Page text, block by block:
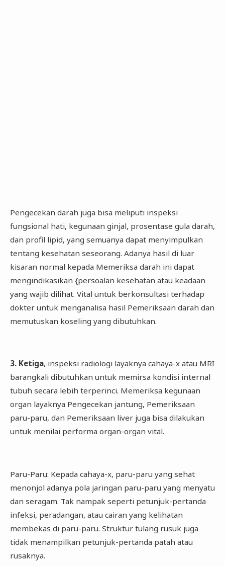
Pengecekan darah juga bisa meliputi inspeksi
fungsional hati, kegunaan ginjal, prosentase gula darah,
dan profil lipid, yang semuanya dapat menyimpulkan
tentang kesehatan seseorang. Adanya hasil di luar
kisaran normal kepada Memeriksa darah ini dapat
mengindikasikan {persoalan kesehatan atau keadaan
yang wajib dilihat. Vital untuk berkonsultasi terhadap
dokter untuk menganalisa hasil Pemeriksaan darah dan
memutuskan koseling yang dibutuhkan.
3. Ketiga, inspeksi radiologi layaknya cahaya-x atau MRI
barangkali dibutuhkan untuk memirsa kondisi internal
tubuh secara lebih terperinci. Memeriksa kegunaan
organ layaknya Pengecekan jantung, Pemeriksaan
paru-paru, dan Pemeriksaan liver juga bisa dilakukan
untuk menilai performa organ-organ vital.
Paru-Paru: Kepada cahaya-x, paru-paru yang sehat
menonjol adanya pola jaringan paru-paru yang menyatu
dan seragam. Tak nampak seperti petunjuk-pertanda
infeksi, peradangan, atau cairan yang kelihatan
membekas di paru-paru. Struktur tulang rusuk juga
tidak menampilkan petunjuk-pertanda patah atau
rusaknya.